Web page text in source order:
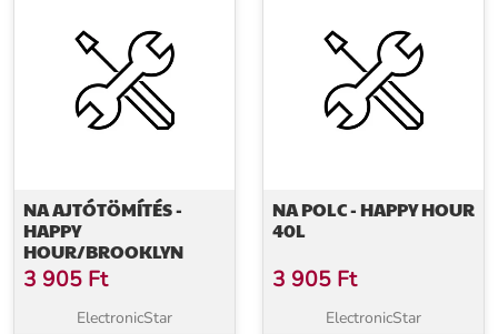
NA AJTÓTÖMÍTÉS -
HAPPY
HOUR/BROOKLYN
3 905 Ft
ElectronicStar
NA POLC - HAPPY HOUR
40L
3 905 Ft
ElectronicStar